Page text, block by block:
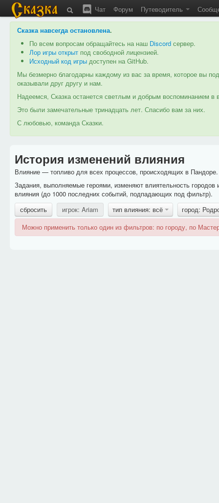
Чат Форум Путеводитель
Сказка навсегда остановлена.
По всем вопросам обращайтесь на наш Discord сервер.
Лор игры открыт под свободной лицензией.
Исходный код игры доступен на GitHub.
Мы безмерно благодарны каждому из вас за время, которое вы
оказывали друг другу и нам.
Надеемся, Сказка останется светлым и добрым воспоминанием
Это были замечательные тринадцать лет. Спасибо вам за них.
С любовью, команда Сказки.
История изменений влияния
Влияние — топливо для всех процессов, происходящих в
Задания, выполняемые героями, изменяют влиятельность
влияния (до 1000 последних событий, подпадающих под фильтр).
сбросить
игрок: Ariam тип влияния: всё
город:
Можно применить только один из фильтров: по городу, по